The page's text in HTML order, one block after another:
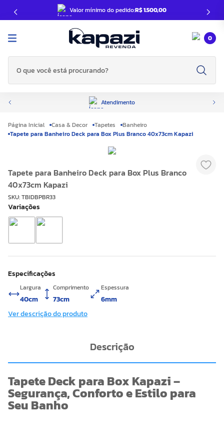
Valor mínimo do pedido:R$ 1.500,00
0
O que você está procurando?
Atendimento
Casa & Decor Tapetes
Banheiro
Tapete para Banheiro Deck para Box Plus Branco 40x73cm Kapazi
Tapete para Banheiro Deck para Box Plus Branco
40x73cm Kapazi
SKU:TBIDBPBR33
Especificações
Largura
40cm
Comprimento
73cm
Espessura
6mm
Ver descrição do produto
Descrição
Tapete Deck para Box Kapazi –
Segurança, Conforto e Estilo para
Seu Banho